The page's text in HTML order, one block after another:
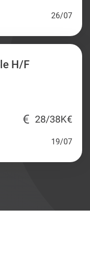
26/07
H/F
28/38K€
19/07